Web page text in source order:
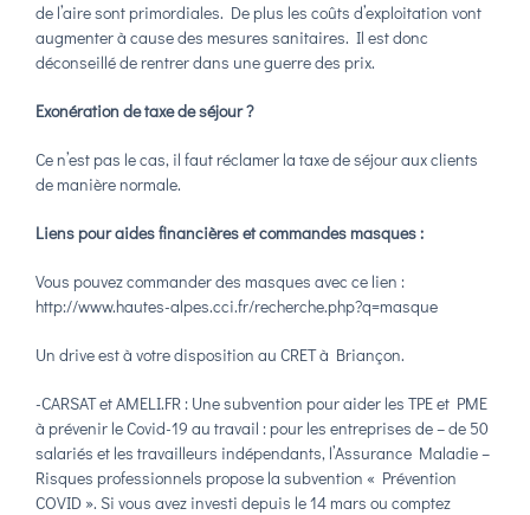
de l’aire sont primordiales. De plus les coûts d’exploitation vont
augmenter à cause des mesures sanitaires. Il est donc
déconseillé de rentrer dans une guerre des prix.
Exonération de taxe de séjour ?
Ce n’est pas le cas, il faut réclamer la taxe de séjour aux clients
de manière normale.
Liens pour aides financières et commandes masques :
Vous pouvez commander des masques avec ce lien :
http://www.hautes-alpes.cci.fr/recherche.php?q=masque
Un drive est à votre disposition au CRET à Briançon.
-CARSAT et AMELI.FR : Une subvention pour aider les TPE et PME
à prévenir le Covid-19 au travail : pour les entreprises de – de 50
salariés et les travailleurs indépendants, l’Assurance Maladie –
Risques professionnels propose la subvention « Prévention
COVID ». Si vous avez investi depuis le 14 mars ou comptez